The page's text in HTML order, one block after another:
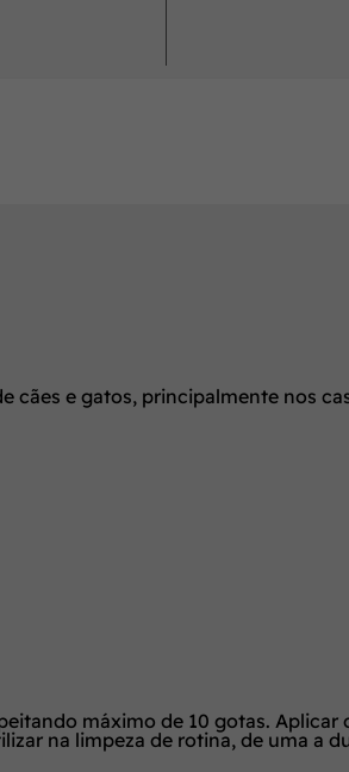
e gatos, principalmente nos
máximo de 10 gotas. Aplicar
na limpeza de rotina, de uma a